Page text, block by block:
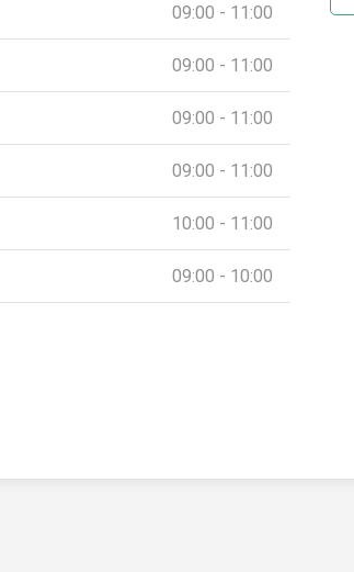
09:00 - 11:00
09:00 - 11:00
09:00 - 11:00
09:00 - 11:00
10:00 - 11:00
09:00 - 10:00